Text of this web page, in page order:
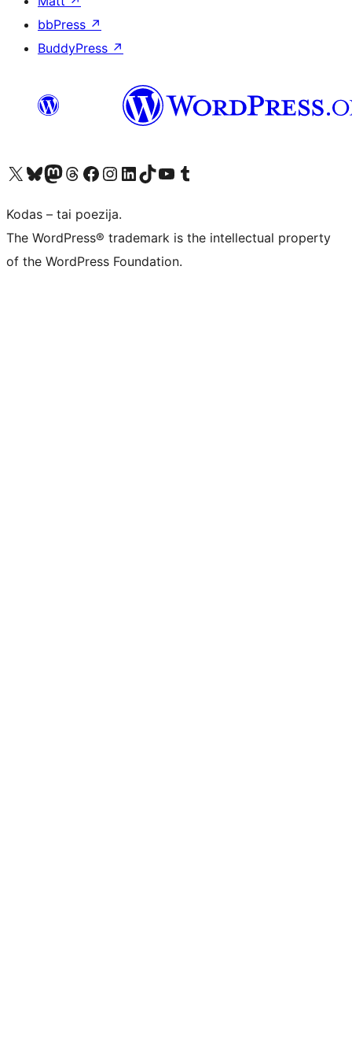
bbPress ↗
BuddyPress ↗
Visit our X (formerly Twitter) account
Apsilankykite mūsų Bluesky paskyroje
Visit our Mastodon account
Apsilankykite mūsų Threads paskyroje
Visit our Facebook page
Visit our Instagram account
Visit our LinkedIn account
Apsilankykite mūsų TikTok paskyroje
Visit our YouTube channel
Apsilankykite mūsų Tumblr paskyroje
Kodas – tai poezija.
The WordPress® trademark is the intellectual property
of the WordPress Foundation.